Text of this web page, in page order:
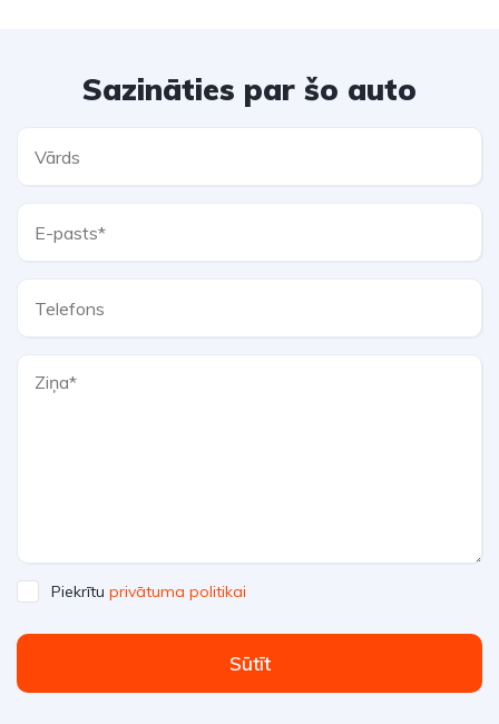
Sazināties par šo auto
Piekrītu privātuma politikai
Sūtīt